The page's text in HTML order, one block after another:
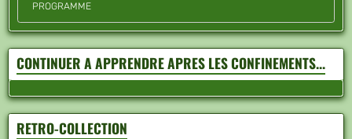
PROGRAMME
CONTINUER A APPRENDRE APRES LES CONFINEMENTS...
RETRO-COLLECTION